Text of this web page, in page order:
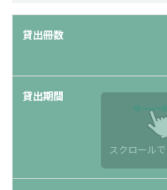
スクロール
貸出冊数
貸出期間